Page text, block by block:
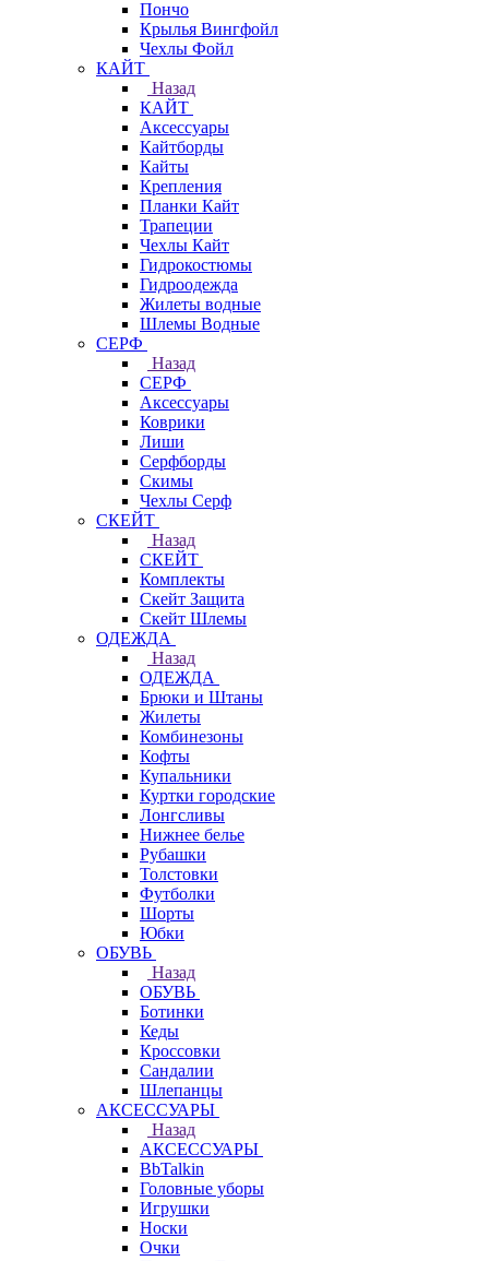
Пончо
Крылья Вингфойл
Чехлы Фойл
КАЙТ
Назад
КАЙТ
Аксессуары
Кайтборды
Кайты
Крепления
Планки Кайт
Трапеции
Чехлы Кайт
Гидрокостюмы
Гидроодежда
Жилеты водные
Шлемы Водные
СЕРФ
Назад
СЕРФ
Аксессуары
Коврики
Лиши
Серфборды
Скимы
Чехлы Cерф
СКЕЙТ
Назад
СКЕЙТ
Комплекты
Скейт Защита
Скейт Шлемы
ОДЕЖДА
Назад
ОДЕЖДА
Брюки и Штаны
Жилеты
Комбинезоны
Кофты
Купальники
Куртки городские
Лонгсливы
Нижнее белье
Рубашки
Толстовки
Футболки
Шорты
Юбки
ОБУВЬ
Назад
ОБУВЬ
Ботинки
Кеды
Кроссовки
Сандалии
Шлепанцы
АКСЕССУАРЫ
Назад
АКСЕССУАРЫ
BbTalkin
Головные уборы
Игрушки
Носки
Очки